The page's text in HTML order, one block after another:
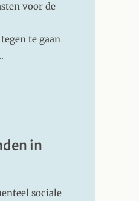
voor de
te gaan
in
sociale